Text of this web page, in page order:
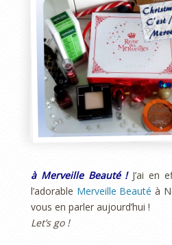
à Merveille Beauté ! J’ai en
l’adorable Merveille Beauté à
vous en parler aujourd’hui !
Let’s go !